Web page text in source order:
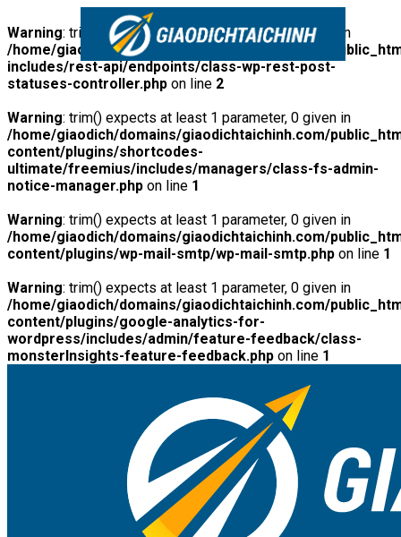
Warning: trim() expects at least 1 parameter, 0 given in
/home/giaodich/domains/giaodichtaichinh.com/
includes/rest-api/endpoints/class-wp-rest-post-
statuses-controller.php on line 2
Warning: trim() expects at least 1 parameter, 0 given in
/home/giaodich/domains/giaodichtaichinh.com/
content/plugins/shortcodes-
ultimate/freemius/includes/managers/class-fs-admin-
notice-manager.php on line 1
Warning: trim() expects at least 1 parameter, 0 given in
/home/giaodich/domains/giaodichtaichinh.com/
content/plugins/wp-mail-smtp/wp-mail-smtp.php on line 1
Warning: trim() expects at least 1 parameter, 0 given in
/home/giaodich/domains/giaodichtaichinh.com/
content/plugins/google-analytics-for-
wordpress/includes/admin/feature-feedback/class-
monsterInsights-feature-feedback.php on line 1